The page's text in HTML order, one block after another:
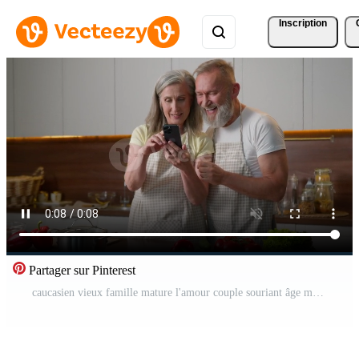
Inscription
Partager sur Pinterest
caucasien vieux famille mature l'amour couple souriant âge moyen homme femme utilisation téléphone commande en bonne santé nourriture avec mobile livraison en ligne à la recherche à recette sur téléphone intelligent facile cuisine préparer petit déjeuner dans cuisine Vidéo Pro